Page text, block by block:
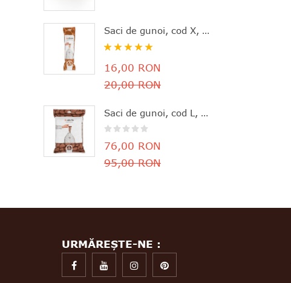
Saci de gunoi, cod X, 20 bucăţi, 10-12 l, Brabantia - 8710755116728
Rating:
16,00 RON
20,00 RON
Saci de gunoi, cod L, 40 bucăţi, 40-45 l, Brabantia - 8710755138645
76,00 RON
95,00 RON
URMĂREȘTE-NE :